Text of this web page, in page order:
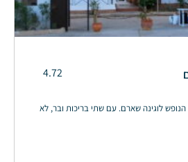
4.72
לוגינה שארם. עם שתי בריכות ובר, לא